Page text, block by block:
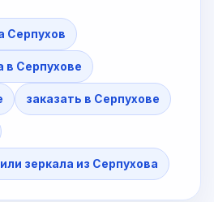
Серпухов
в Серпухове
заказать в Серпухове
зеркала из Серпухова